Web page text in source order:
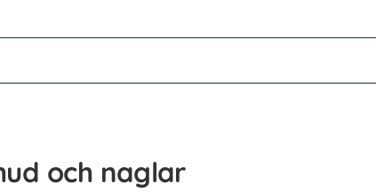
och naglar